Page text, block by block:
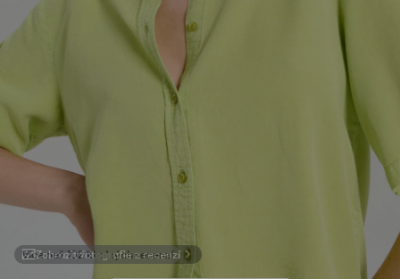
Zobrazit fotografie z recenzí